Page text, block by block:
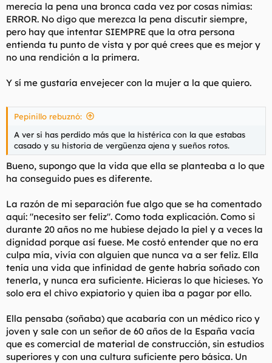
merecía la pena una bronca cada vez por cosas nimias:
ERROR. No digo que merezca la pena discutir siempre,
pero hay que intentar SIEMPRE que la otra persona
entienda tu punto de vista y por qué crees que es mejor y
no una rendición a la primera.
Y sí me gustaría envejecer con la mujer a la que quiero.
Pepinillo rebuznó:
A ver si has perdido más que la histérica con la que estabas
casado y su historia de vergüenza ajena y sueños rotos.
Bueno, supongo que la vida que ella se planteaba a lo que
ha conseguido pues es diferente.
La razón de mi separación fue algo que se ha comentado
aquí: "necesito ser feliz". Como toda explicación. Como si
durante 20 años no me hubiese dejado la piel y a veces la
dignidad porque así fuese. Me costó entender que no era
culpa mía, vivía con alguien que nunca va a ser feliz. Ella
tenía una vida que infinidad de gente habría soñado con
tenerla, y nunca era suficiente. Hicieras lo que hicieses. Yo
solo era el chivo expiatorio y quien iba a pagar por ello.
Ella pensaba (soñaba) que acabaría con un médico rico y
joven y sale con un señor de 60 años de la España vacía
que es comercial de material de construcción, sin estudios
superiores y con una cultura suficiente pero básica. Un